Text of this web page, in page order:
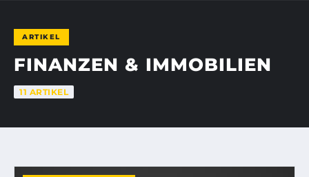
ARTIKEL
FINANZEN & IMMOBILIEN
11 ARTIKEL